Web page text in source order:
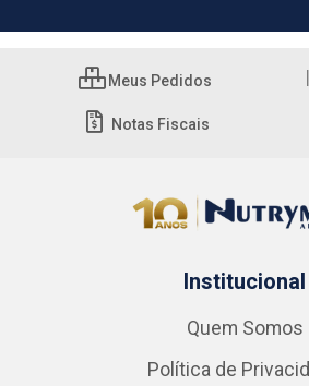
Meus Pedidos
Notas Fiscais
Institucional
Quem Somos
Política de